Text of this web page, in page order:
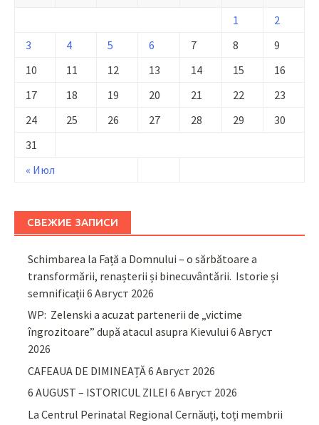
« Июл
1
2
3
4 5 6 7 8
9
10
11 12 13 14 15
16
17
18 19 20 21 22
23
24
25 26 27 28 29
30
31
СВЕЖИЕ ЗАПИСИ
Schimbarea la Față a Domnului – o sărbătoare a
transformării, renașterii și binecuvântării. Istorie și
semnificații 6 Август 2026
WP: Zelenski a acuzat partenerii de „victime
îngrozitoare” după atacul asupra Kievului 6 Август
2026
CAFEAUA DE DIMINEAȚĂ6 Август 2026
6 AUGUST – ISTORICUL ZILEI 6 Август 2026
La Centrul Perinatal Regional Cernăuți, toți membrii